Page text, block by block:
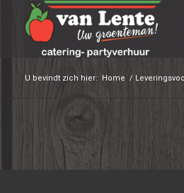
U bevindt zich hier: Home /